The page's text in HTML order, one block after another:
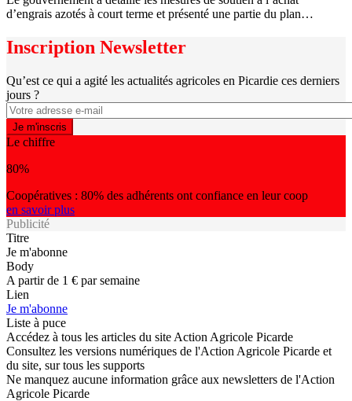
d’engrais azotés à court terme et présenté une partie du plan…
Inscription Newsletter
Qu’est ce qui a agité les actualités agricoles en Picardie ces derniers
jours ?
Le chiffre
80%
Coopératives : 80% des adhérents ont confiance en leur coop
en savoir plus
Publicité
Titre
Je m'abonne
Body
A partir de 1 € par semaine
Lien
Je m'abonne
Liste à puce
Accédez à tous les articles du site Action Agricole Picarde
Consultez les versions numériques de l'Action Agricole Picarde et
du site, sur tous les supports
Ne manquez aucune information grâce aux newsletters de l'Action
Agricole Picarde